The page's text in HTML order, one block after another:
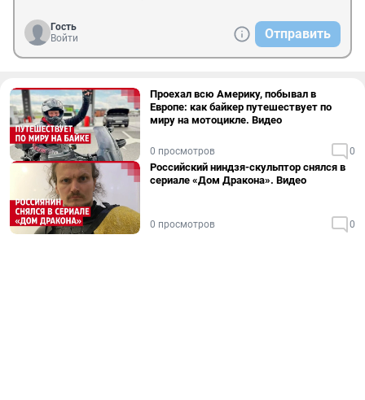
Гость
Войти
Отправить
Проехал всю Америку, побывал в
Европе: как байкер путешествует по
миру на мотоцикле. Видео
0 просмотров 0
Российский ниндзя-скульптор снялся в
сериале «Дом Дракона». Видео
0 просмотров 0